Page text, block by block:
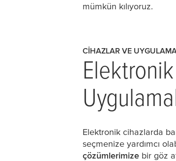
mümkün kılıyoruz.
CIHAZLAR VE
Elektronik
Elektronik cihazlarda
seçmenize yardımcı
çözümlerimize bir göz